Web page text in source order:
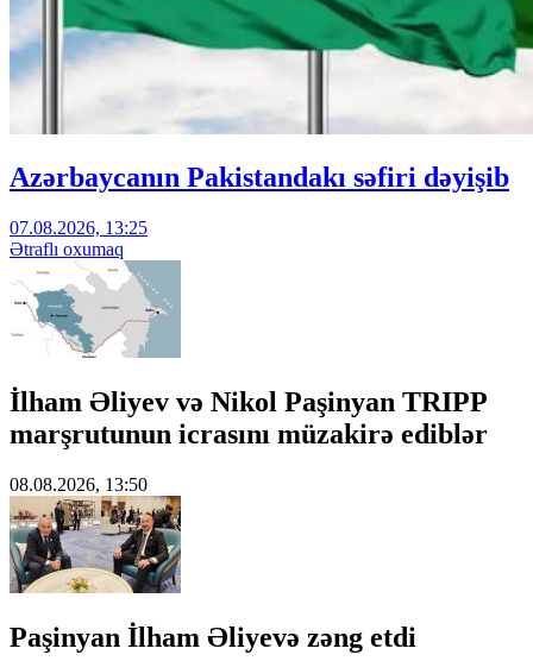
Azərbaycanın Pakistandakı səfiri dəyişib
07.08.2026, 13:25
Ətraflı oxumaq
İlham Əliyev və Nikol Paşinyan TRIPP
marşrutunun icrasını müzakirə ediblər
08.08.2026, 13:50
Paşinyan İlham Əliyevə zəng etdi